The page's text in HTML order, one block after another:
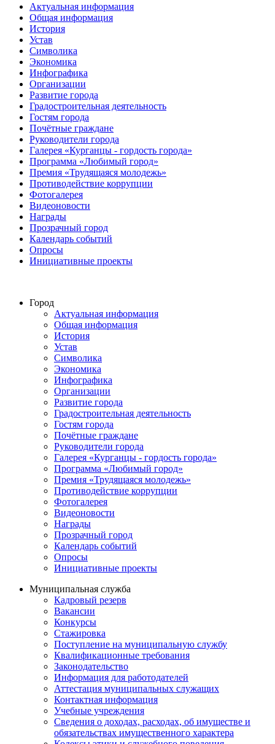
Актуальная информация
Общая информация
История
Устав
Символика
Экономика
Инфографика
Организации
Развитие города
Градостроительная деятельность
Гостям города
Почётные граждане
Руководители города
Галерея «Курганцы - гордость города»
Программа «Любимый город»
Премия «Трудящаяся молодежь»
Противодействие коррупции
Фотогалерея
Видеоновости
Награды
Прозрачный город
Календарь событий
Опросы
Инициативные проекты
Город
Актуальная информация
Общая информация
История
Устав
Символика
Экономика
Инфографика
Организации
Развитие города
Градостроительная деятельность
Гостям города
Почётные граждане
Руководители города
Галерея «Курганцы - гордость города»
Программа «Любимый город»
Премия «Трудящаяся молодежь»
Противодействие коррупции
Фотогалерея
Видеоновости
Награды
Прозрачный город
Календарь событий
Опросы
Инициативные проекты
Муниципальная служба
Кадровый резерв
Вакансии
Конкурсы
Стажировка
Поступление на муниципальную службу
Квалификационные требования
Законодательство
Информация для работодателей
Аттестация муниципальных служащих
Контактная информация
Учебные учреждения
Сведения о доходах, расходах, об имуществе и
обязательствах имущественного характера